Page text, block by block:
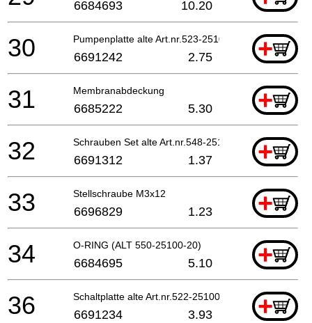
6684693 10.20
Pumpenplatte alte Art.nr.523-25100-20 +
30 6691242 2.75
Membranabdeckung +
31 6685222 5.30
Schrauben Set alte Art.nr.548-25101-20 +
32 6691312 1.37
Stellschraube M3x12 +
33 6696829 1.23
O-RING (ALT 550-25100-20) +
34 6684695 5.10
Schaltplatte alte Art.nr.522-25100-20 +
36 6691234 3.93